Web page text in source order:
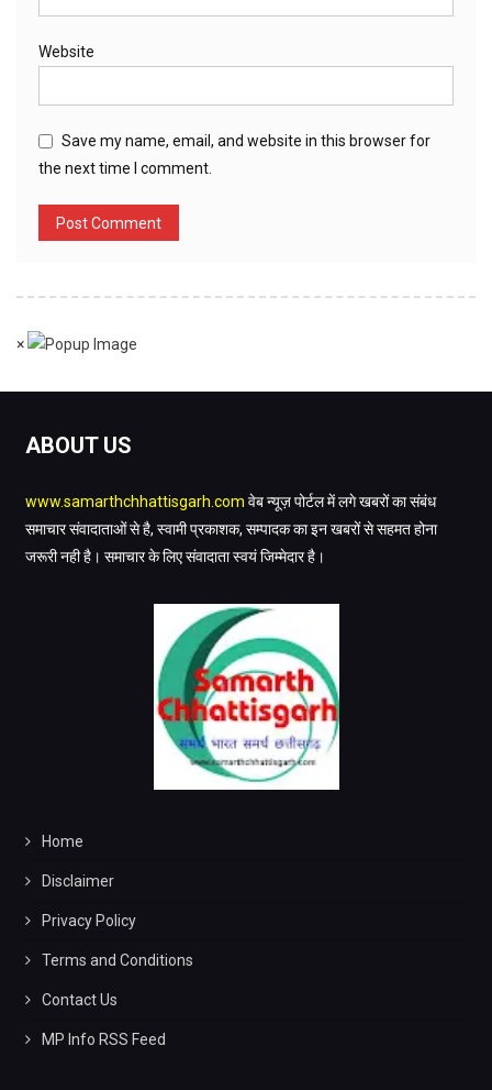
Website
Save my name, email, and website in this browser for
the next time I comment.
×
ABOUT US
www.samarthchhattisgarh.com वेब न्यूज़ पोर्टल में लगे खबरों का संबंध
समाचार संवादाताओं से है, स्वामी प्रकाशक, सम्पादक का इन खबरों से सहमत होना
जरूरी नही है। समाचार के लिए संवादाता स्वयं जिम्मेदार है।
Home
Disclaimer
Privacy Policy
Terms and Conditions
Contact Us
MP Info RSS Feed